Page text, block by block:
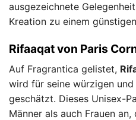
ausgezeichnete
Kreation zu einem
Rifaaqat von Paris
Auf Fragrantica gelistet,
wird für seine würzigen
geschätzt. Dieses Unisex-
Männer als auch Frauen